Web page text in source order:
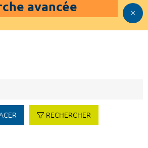
avancée
RECHERCHER